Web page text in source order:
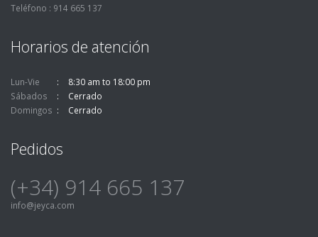
Teléfono : 914 665 137
Horarios de atención
Lun-Vie
8:30 am to 18:00 pm
Sábados
Cerrado
Domingos
Cerrado
Pedidos
(+34) 914 665 137
info@jeyca.com